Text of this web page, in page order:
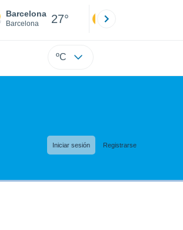
Barcelona
Barcelona 27°
ºC
Iniciar sesión Registrarse